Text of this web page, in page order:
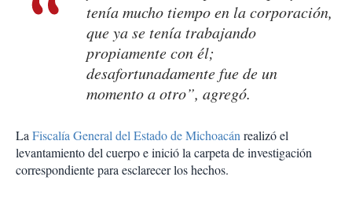
tenía mucho tiempo en la corporación,
que ya se tenía trabajando
propiamente con él;
desafortunadamente fue de un
momento a otro”, agregó.
LaFiscalía General del Estado de Michoacánrealizó el
levantamiento del cuerpo e inició la carpeta de investigación
correspondiente para esclarecer los hechos.